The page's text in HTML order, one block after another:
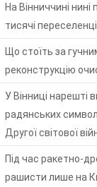
На Вінниччині
тисячі
Що стоїть за
реконструкцію
У Вінниці нарешті
радянських
Другої світової
Під час ракетно-
рашисти лише на